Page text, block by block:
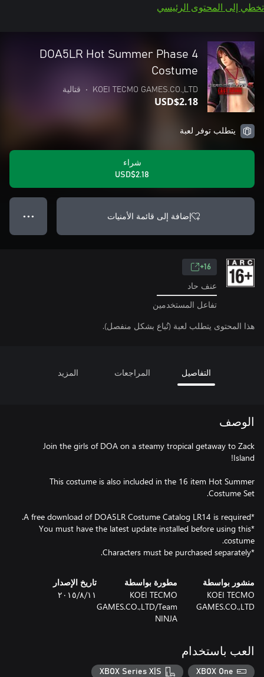
تخطي إلى المحتوى الرئيسي
DOA5LR Hot Summer Phase 4
Costume
KOEI TECMO GAMES.CO.,LTD
• قتالية
USD$2.18
يتطلب توفر لعبة
شراء
USD$2.18
إضافة إلى قائمة الأمنيات ● ● ●
16+
عنف حاد
تفاعل المستخدمين
هذا المحتوى يتطلب لعبة (تُباع بشكل منفصل).
التفاصيل المراجعات المزيد
الوصف
Join the girls of DOA on a steamy tropical getaway to Zack
This costume is also included in the 16 item Hot Summer
*You must have the latest update installed before using this
*Characters must be purchased separately.
منشور بواسطة
KOEI TECMO
GAMES.CO.,LTD
مطورة بواسطة
KOEI TECMO
GAMES.CO.,LTD/Team
NINJA
تاريخ الإصدار
١١‏/٨‏/٢٠١٥
العب باستخدام
XBOX One
XBOX Series X|S